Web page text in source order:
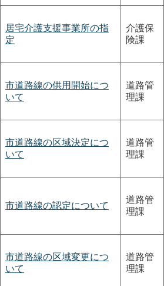
居宅介護支援事業所の指
定
介護保
険課
市道路線の供用開始につ
いて
道路管
理課
市道路線の区域決定につ
いて
道路管
理課
市道路線の認定について
道路管
理課
市道路線の区域変更につ
いて
道路管
理課